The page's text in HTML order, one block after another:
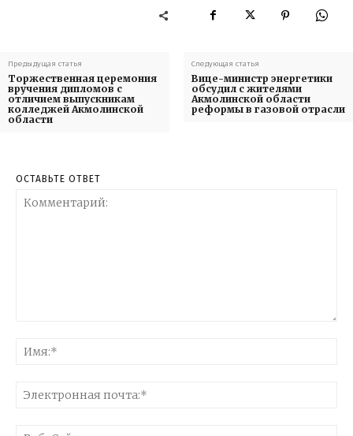
Предыдущая статья
Торжественная церемония
вручения дипломов с
отличием выпускникам
колледжей Акмолинской
области
Следующая статья
Вице-министр энергетики
обсудил с жителями
Акмолинской области
реформы в газовой отрасли
ОСТАВЬТЕ ОТВЕТ